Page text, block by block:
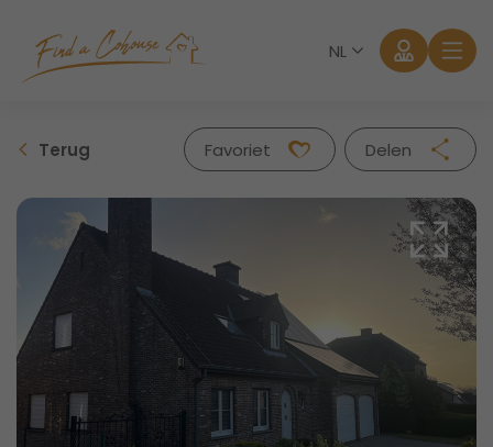
NL
Aanmelden
Wachtwoord vergeten?
Terug Favoriet
Delen
Facebook
Twitter
Whatsapp
Mail